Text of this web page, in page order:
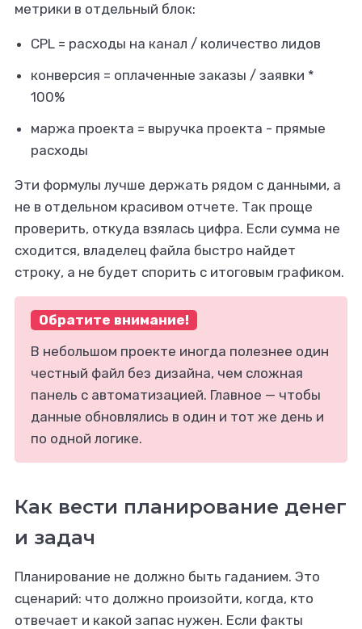
метрики в отдельный блок:
CPL = расходы на канал / количество лидов
конверсия = оплаченные заказы / заявки *
100%
маржа проекта = выручка проекта - прямые
расходы
Эти формулы лучше держать рядом с данными, а
не в отдельном красивом отчете. Так проще
проверить, откуда взялась цифра. Если сумма не
сходится, владелец файла быстро найдет
строку, а не будет спорить с итоговым графиком.
Обратите внимание!
В небольшом проекте иногда полезнее один
честный файл без дизайна, чем сложная
панель с автоматизацией. Главное — чтобы
данные обновлялись в один и тот же день и
по одной логике.
Как вести планирование денег
и задач
Планирование не должно быть гаданием. Это
сценарий: что должно произойти, когда, кто
отвечает и какой запас нужен. Если факты